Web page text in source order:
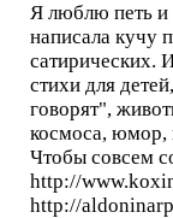
Я люблю петь и
написала кучу
сатирических.
стихи для
говорят",
космоса, юмор,
Чтобы совсем
http://
http://